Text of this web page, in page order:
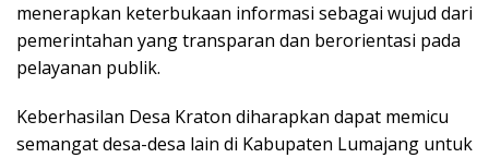
menerapkan keterbukaan informasi sebagai wujud dari
pemerintahan yang transparan dan berorientasi pada
pelayanan publik.
Keberhasilan Desa Kraton diharapkan dapat memicu
semangat desa-desa lain di Kabupaten Lumajang untuk